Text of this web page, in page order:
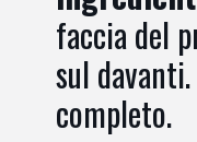
faccia del
sul
completo.